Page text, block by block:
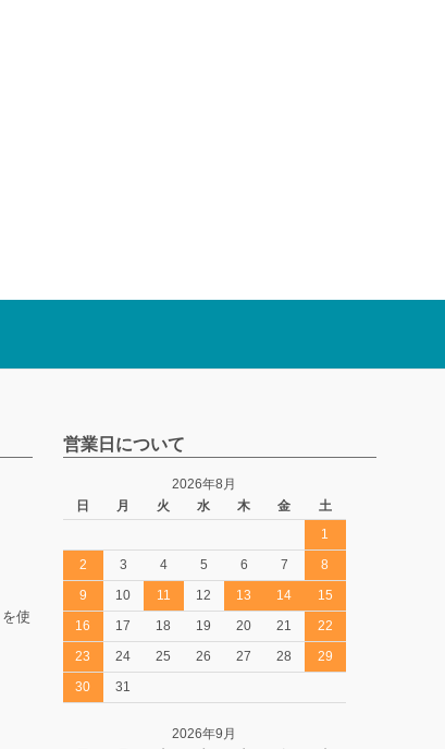
を使
営業日について
2026年8月
日
月 火 水 木 金
土
1
2
3 4 5 6 7
8
9
10 11 12 13 14
15
16
17 18 19 20 21
22
23
24 25 26 27 28
29
30
31
2026年9月